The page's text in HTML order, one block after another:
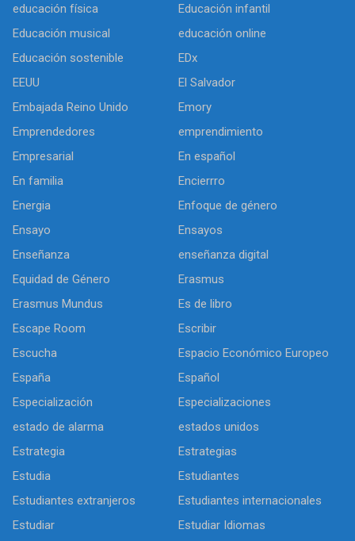
educación física
Educación infantil
Educación musical
educación online
Educación sostenible
EDx
EEUU
El Salvador
Embajada Reino Unido
Emory
Emprendedores
emprendimiento
Empresarial
En español
En familia
Encierrro
Energia
Enfoque de género
Ensayo
Ensayos
Enseñanza
enseñanza digital
Equidad de Género
Erasmus
Erasmus Mundus
Es de libro
Escape Room
Escribir
Escucha
Espacio Económico Europeo
España
Español
Especialización
Especializaciones
estado de alarma
estados unidos
Estrategia
Estrategias
Estudia
Estudiantes
Estudiantes extranjeros
Estudiantes internacionales
Estudiar
Estudiar Idiomas